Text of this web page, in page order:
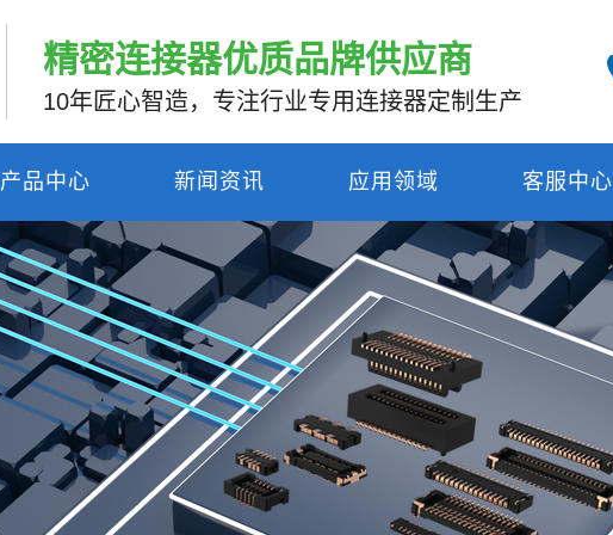
精密连接器优质品牌供应商
10年匠心智造，专注行业专用连接器定制生产
产品中心 新闻资讯 应用领域 客服中心